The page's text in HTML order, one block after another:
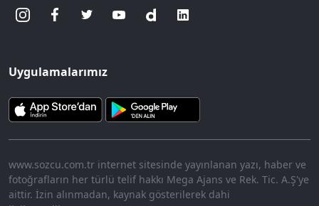
Uygulamalarımız
www.sozcu.com.tr internet sitesinde yayınlanan yazı, haber ve
fotoğrafların her türlü telif hakkı Mega Ajans ve Rek. Tic. A.Ş'ye
aittir. İzin alınmadan, kaynak gösterilerek dahi